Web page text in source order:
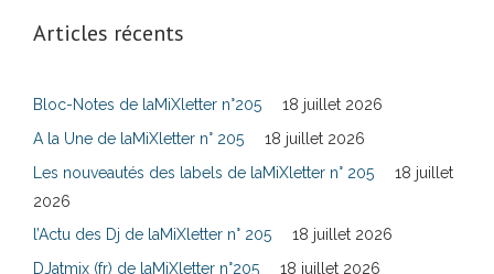
Articles récents
Bloc-Notes de laMiXletter n°205
18 juillet 2026
A la Une de laMiXletter n° 205
18 juillet 2026
Les nouveautés des labels de laMiXletter n° 205
18 juillet
2026
l’Actu des Dj de laMiXletter n° 205
18 juillet 2026
DJatmix (fr) de laMiXletter n°205
18 juillet 2026